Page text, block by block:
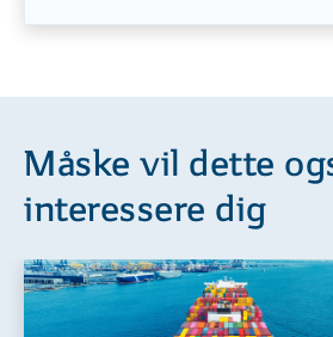
Måske vil dette
interessere dig